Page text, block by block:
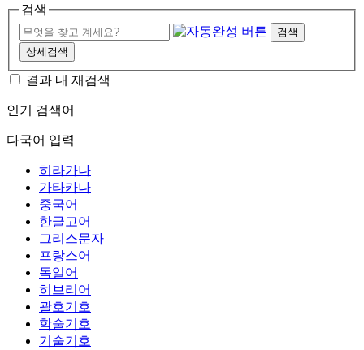
검색
검색
상세검색
결과 내 재검색
인기 검색어
다국어 입력
히라가나
가타카나
중국어
한글고어
그리스문자
프랑스어
독일어
히브리어
괄호기호
학술기호
기술기호